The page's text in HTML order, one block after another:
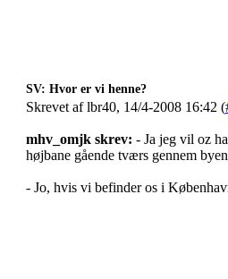
SV: Hvor er vi henne?
Skrevet af lbr40, 14/4-2008 16:42 (
mhv_omjk skrev: - Ja jeg vil oz
højbane gående tværs gennem
- Jo, hvis vi befinder os i